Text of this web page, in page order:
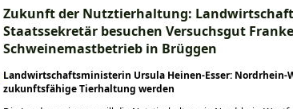
Zukunft der Nutztierhaltung:
Staatssekretär besuchen Versuchsgut
Schweinemastbetrieb in Brüggen
Landwirtschaftsministerin Ursula Heinen-Esser:
zukunftsfähige Tierhaltung werden